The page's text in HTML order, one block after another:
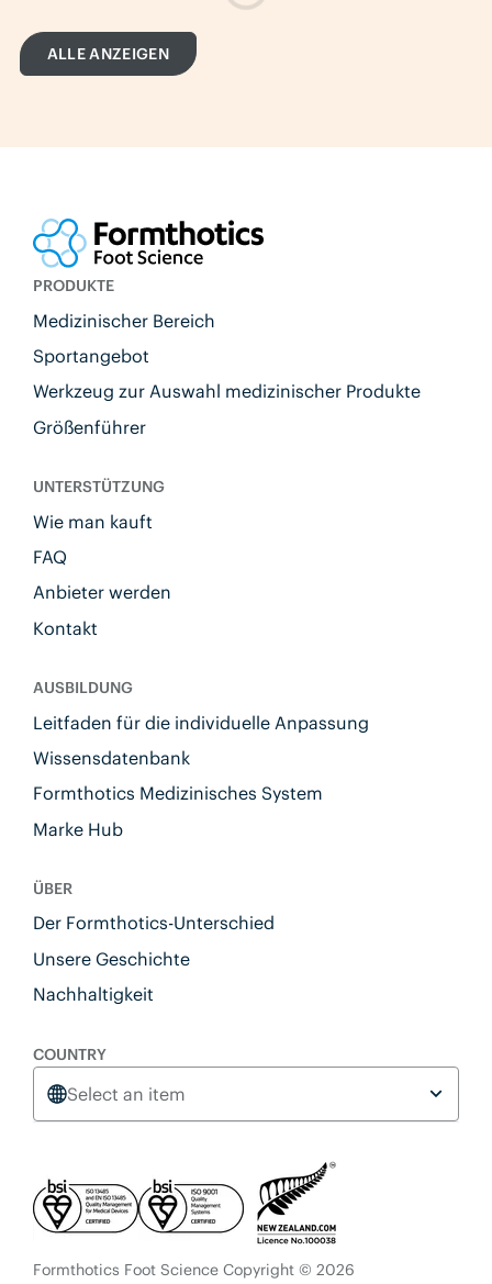
ALLE ANZEIGEN
PRODUKTE
Medizinischer Bereich
Sportangebot
Werkzeug zur Auswahl medizinischer Produkte
Größenführer
UNTERSTÜTZUNG
Wie man kauft
FAQ
Anbieter werden
Kontakt
AUSBILDUNG
Leitfaden für die individuelle Anpassung
Wissensdatenbank
Formthotics Medizinisches System
Marke Hub
ÜBER
Der Formthotics-Unterschied
Unsere Geschichte
Nachhaltigkeit
COUNTRY
Select an item
Formthotics Foot Science Copyright © 2026